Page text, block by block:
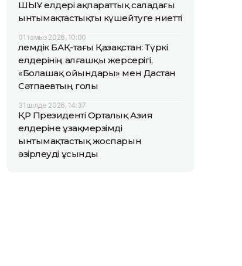
ШЫҰ елдері ақпараттық саладағы
ынтымақтастықты күшейтуге ниетті
01 тамыз 2026, 10:00
Әлемдік БАҚ-тағы Қазақстан: Түркі
елдерінің алғашқы жерсерігі,
«Болашақ ойындары» мен Дастан
Сәтпаевтың голы
31 шілде 2026, 14:37
ҚР Президенті Орталық Азия
елдеріне ұзақмерзімді
ынтымақтастық жоспарын
әзірлеуді ұсынды